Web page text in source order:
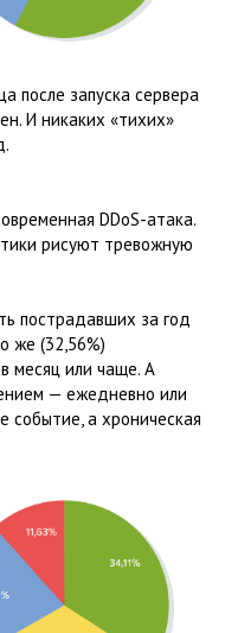
после запуска сервера
И никаких «тихих»
DDoS-атака.
рисуют тревожную
пострадавших за год
же (32,56%)
месяц или чаще. А
— ежедневно или
событие, а хроническая